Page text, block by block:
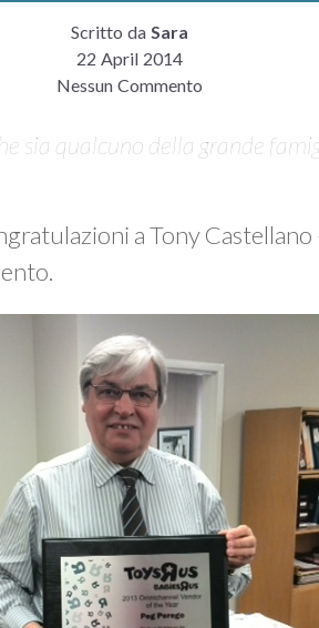
Scritto da Sara
22 April 2014
Nessun Commento
sia qualcuno della grande
a Tony